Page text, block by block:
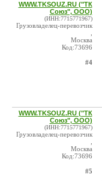
WWW.TKSOUZ.RU ("ТК
Союз", ООО)
(ИНН:7715771967)
Грузовладелец-перевозчик
Москва
Код:73696
#4
WWW.TKSOUZ.RU ("ТК
Союз", ООО)
(ИНН:7715771967)
Грузовладелец-перевозчик
Москва
Код:73696
#5